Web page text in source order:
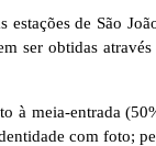
de São
ser obtidas
à meia-entrada
com foto;